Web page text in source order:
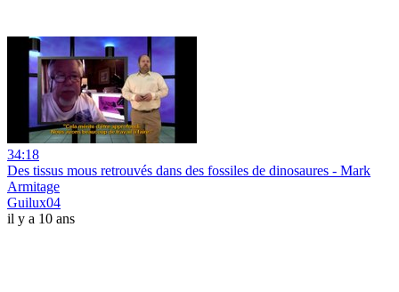
34:18
Des tissus mous retrouvés dans des fossiles de dinosaures - Mark
Armitage
Guilux04
il y a 10 ans